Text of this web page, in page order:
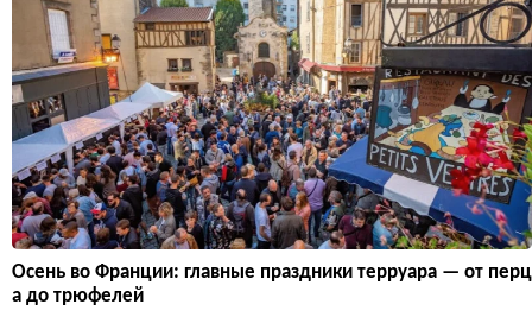
Осень во Франции: главные праздники терруара — от перц
а до трюфелей